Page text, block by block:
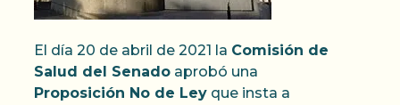
El día 20 de abril de 2021 la Comisión de
Salud del Senado aprobó una
Proposición No de Ley que insta a